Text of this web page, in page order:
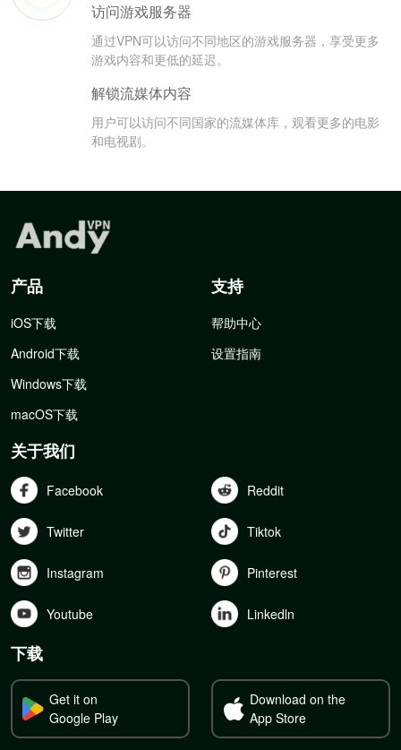
访问游戏服务器
通过VPN可以访问不同地区的游戏服务器，享受更多
游戏内容和更低的延迟。
解锁流媒体内容
用户可以访问不同国家的流媒体库，观看更多的电影
和电视剧。
产品
iOS下载
Android下载
Windows下载
macOS下载
支持
帮助中心
设置指南
关于我们
Facebook Reddit
Twitter Tiktok
Instagram Pinterest
Youtube Linkedln
下载
Get it on
Google Play
Download on the
App Store